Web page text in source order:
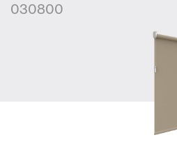
030800